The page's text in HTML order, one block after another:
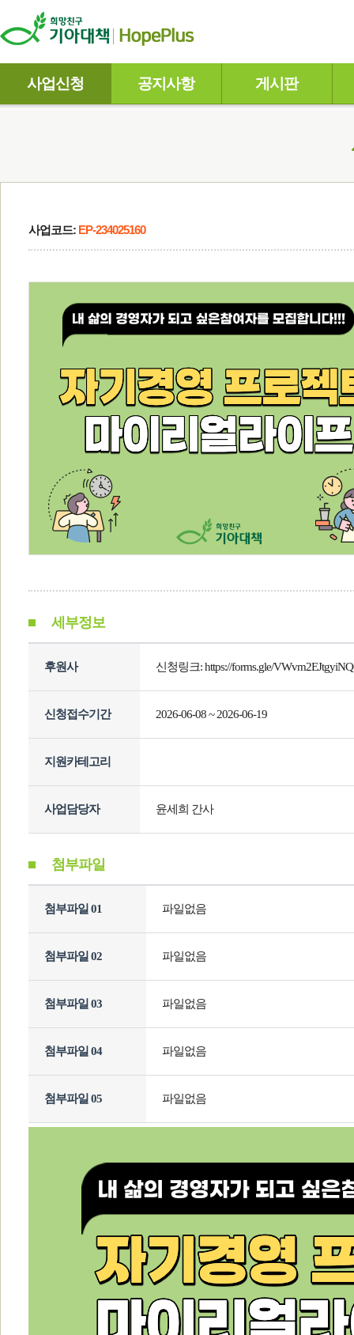
사업신청 공지사항 게시판
사업코드: EP-234025160
세부정보
후원사 신청링크: https://forms.gle/
신청접수기간 2026-06-08 ~ 2026-06-19
지원카테고리
사업담당자 윤세희 간사
첨부파일
첨부파일 01 파일없음
첨부파일 02 파일없음
첨부파일 03 파일없음
첨부파일 04 파일없음
첨부파일 05 파일없음